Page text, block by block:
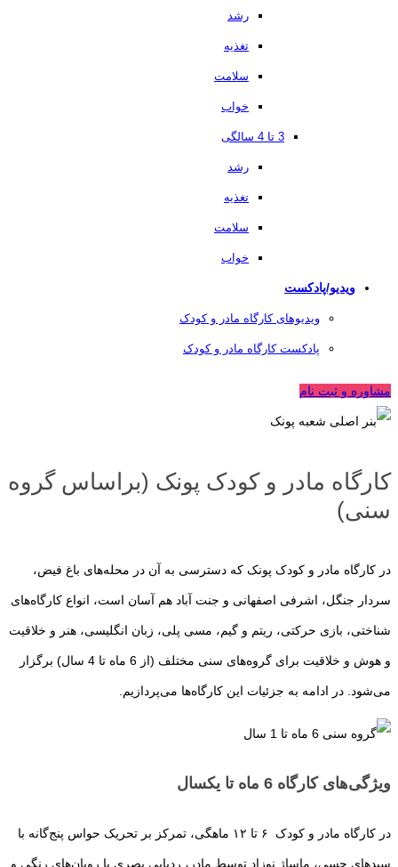
رشد
تغذیه
سلامت
خواب
3 تا 4 سالگی
رشد
تغذیه
سلامت
خواب
ویدیو/پادکست
ویدیوهای کارگاه مادر و کودک
پادکست کارگاه مادر و کودک
مشاوره و ثبت نام
کارگاه‌ مادر و کودک پونک (براساس گروه
سنی)
در کارگاه مادر و کودک پونک که دسترسی به آن در محله‌های باغ فیض،
سردار جنگل، اشرفی اصفهانی و جنت آباد هم آسان است، انواع کارگاه‌های
شناختی، بازی حرکتی، ریتم و گیم، مسی پلی، زبان انگلیسی، هنر و خلاقیت
و هوش و خلاقیت برای گروه‌های سنی مختلف (از 6 ماه تا 4 سال) برگزار
می‌شود. در ادامه به جزئیات این کارگاه‌ها می‌پردازیم.
ویژگی‌های کارگاه 6 ماه تا یکسال
در کارگاه مادر و کودک ۶ تا ۱۲ ماهگی، تمرکز بر تحریک حواس پنج‌گانه با
سبدهای حسی، ماساژ نوزاد توسط مادر، ردیابی بصری با روبان‌های رنگی و